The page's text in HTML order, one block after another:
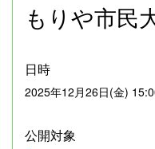
もりや市民
日時
2025年12月26日(金)
公開対象